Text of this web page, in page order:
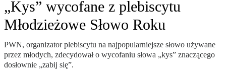
„Kys” wycofane z plebiscytu
Młodzieżowe Słowo Roku
PWN, organizator plebiscytu na najpopularniejsze słowo używane
przez młodych, zdecydował o wycofaniu słowa „kys” znaczącego
dosłownie „zabij się”.